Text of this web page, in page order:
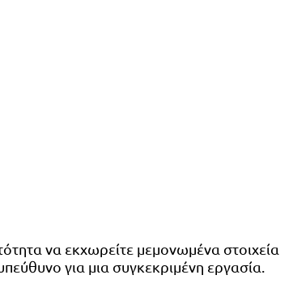
να εκχωρείτε μεμονωμένα στοιχεία
για μια συγκεκριμένη εργασία.